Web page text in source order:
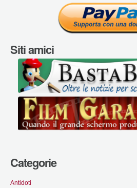
Siti amici
Categorie
Antidoti